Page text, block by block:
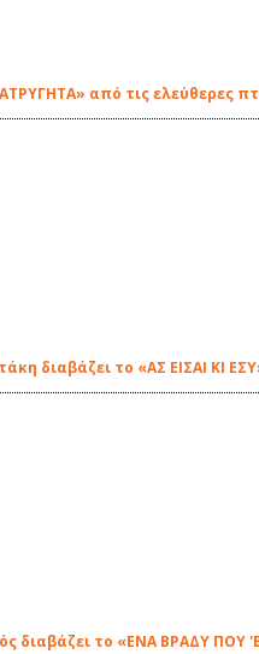
από τις ελεύθερες
διαβάζει το «ΑΣ ΕΙΣΑΙ ΚΙ
διαβάζει το «ΕΝΑ ΒΡΑΔΥ ΠΟΥ